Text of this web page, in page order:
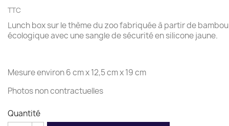
TTC
Lunch box sur le thème du zoo fabriquée à partir de bambou
écologique avec une sangle de sécurité en silicone jaune.
Mesure environ 6 cm x 12,5 cm x 19 cm
Photos non contractuelles
Quantité